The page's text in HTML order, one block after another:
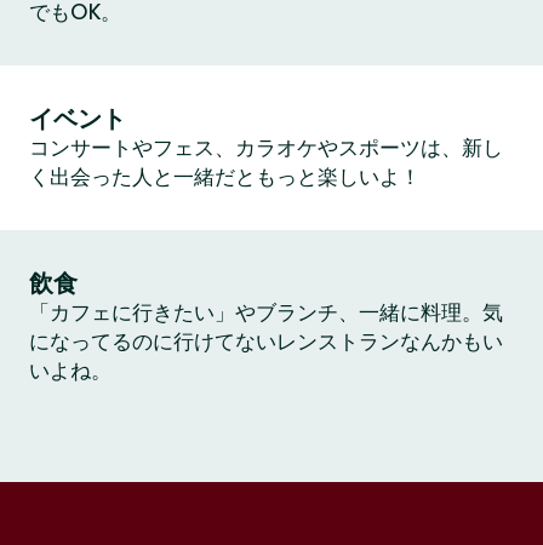
でもOK。
イベント
コンサートやフェス、カラオケやスポーツは、新し
く出会った人と一緒だともっと楽しいよ！
飲食
「カフェに行きたい」やブランチ、一緒に料理。気
になってるのに行けてないレンストランなんかもい
いよね。